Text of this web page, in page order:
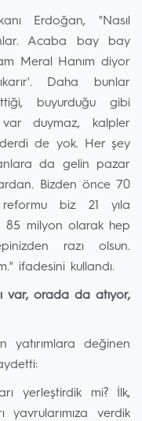
Erdoğan, "Nasıl
Acaba bay bay
Meral Hanım diyor
Daha bunlar
buyurduğu gibi
duymaz, kalpler
de yok. Her şey
da gelin pazar
Bizden önce 70
biz 21 yıla
85 milyon olarak hep
razı olsun.
ifadesini kullandı.
var, orada da atıyor,
yatırımlara değinen
yerleştirdik mi? İlk,
verdik